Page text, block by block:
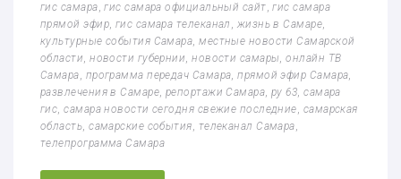
гис самара,гис самара официальный сайт,гис самара
прямой эфир, гис самара телеканал , жизнь в Самаре,
культурные события Самара,местные новости Самарской
области,новости губернии,новости самары,онлайн ТВ
Самара, программа передач Самара,прямой эфир Самара,
развлечения в Самаре, репортажи Самара,ру 63,самара
гис,самара новости сегодня свежие последние, самарская
область,самарские события, телеканал Самара,
телепрограмма Самара